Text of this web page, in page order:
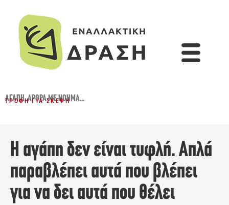
ΑΓΆΠΗ,ΆΡΘΡΑ ΜΕ ΝΌΗΜΑ...
ΤΡΟΦΉ ΓΙΑ ΣΚΈΨΗ
Η αγάπη δεν είναι τυφλή. Απλά
παραβλέπει αυτά που βλέπει
για να δει αυτά που θέλει